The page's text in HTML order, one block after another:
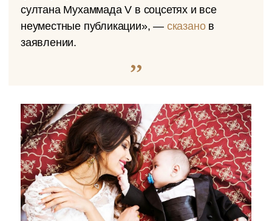
султана Мухаммада V в соцсетях и все
неуместные публикации», — сказано в
заявлении.